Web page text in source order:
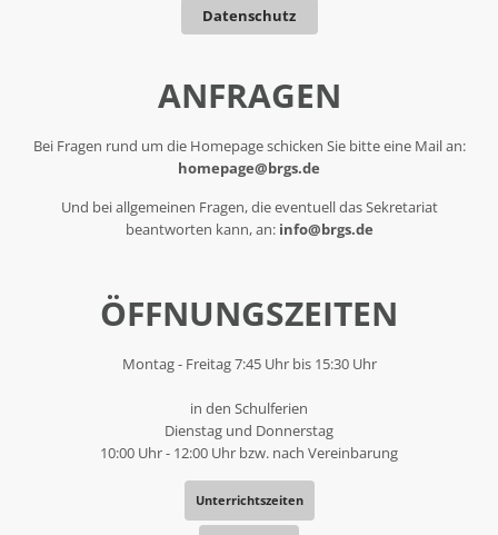
Datenschutz
ANFRAGEN
Bei Fragen rund um die Homepage schicken Sie bitte eine Mail an:
homepage@brgs.de
Und bei allgemeinen Fragen, die eventuell das Sekretariat
beantworten kann, an: info@brgs.de
ÖFFNUNGSZEITEN
Montag - Freitag 7:45 Uhr bis 15:30 Uhr
in den Schulferien
Dienstag und Donnerstag
10:00 Uhr - 12:00 Uhr bzw. nach Vereinbarung
Unterrichtszeiten